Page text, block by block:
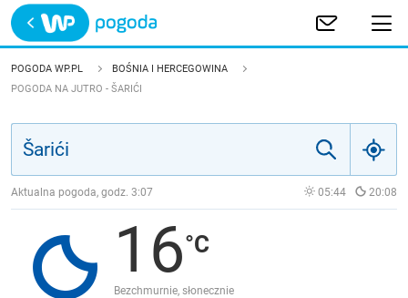
Trwa ładowanie
POLSKA
JAKOŚĆ POWIETRZA
POGODA WP.PL
BOŚNIA I HERCEGOWINA
POGODA NA JUTRO - ŠARIĆI
Aktualna pogoda, godz. 3:07 05:44 20:08
16
Bezchmurnie, słonecznie